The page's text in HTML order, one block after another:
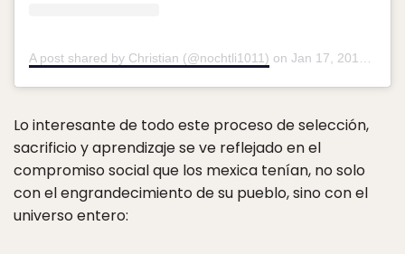
A post shared by Christian (@nochtli1011) on Jan 17, 2018 at 9:07pm PST
Lo interesante de todo este proceso de selección,
sacrificio y aprendizaje se ve reflejado en el
compromiso social que los mexica tenían, no solo
con el engrandecimiento de su pueblo, sino con el
universo entero: